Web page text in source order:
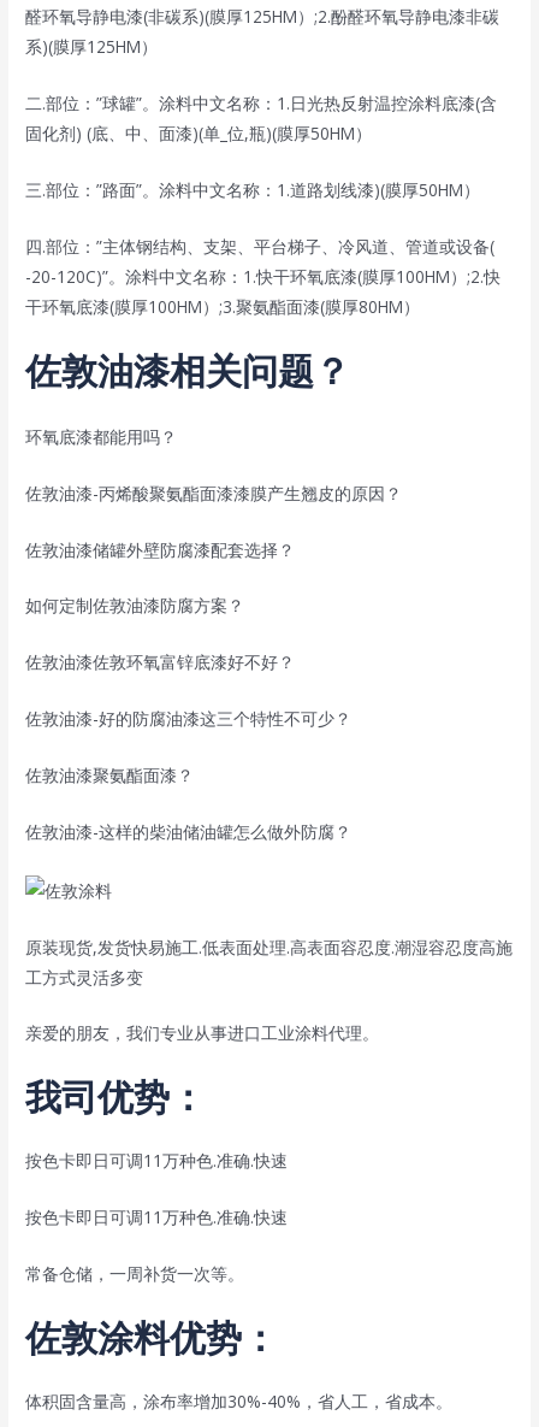
醛环氧导静电漆(非碳系)(膜厚125HM）;2.酚醛环氧导静电漆非碳
系)(膜厚125HM）
二.部位：”球罐”。涂料中文名称：1.日光热反射温控涂料底漆(含
固化剂) (底、中、面漆)(单_位,瓶)(膜厚50HM）
三.部位：”路面”。涂料中文名称：1.道路划线漆)(膜厚50HM）
四.部位：”主体钢结构、支架、平台梯子、冷风道、管道或设备(
-20-120C)”。涂料中文名称：1.快干环氧底漆(膜厚100HM）;2.快
干环氧底漆(膜厚100HM）;3.聚氨酯面漆(膜厚80HM）
佐敦油漆相关问题？
环氧底漆都能用吗？
佐敦油漆-丙烯酸聚氨酯面漆漆膜产生翘皮的原因？
佐敦油漆储罐外壁防腐漆配套选择？
如何定制佐敦油漆防腐方案？
佐敦油漆佐敦环氧富锌底漆好不好？
佐敦油漆-好的防腐油漆这三个特性不可少？
佐敦油漆聚氨酯面漆？
佐敦油漆-这样的柴油储油罐怎么做外防腐？
原装现货,发货快易施工.低表面处理.高表面容忍度.潮湿容忍度高施
工方式灵活多变
亲爱的朋友，我们专业从事进口工业涂料代理。
我司优势：
按色卡即日可调11万种色.准确.快速
按色卡即日可调11万种色.准确.快速
常备仓储，一周补货一次等。
佐敦涂料优势：
体积固含量高，涂布率增加30%-40%，省人工，省成本。